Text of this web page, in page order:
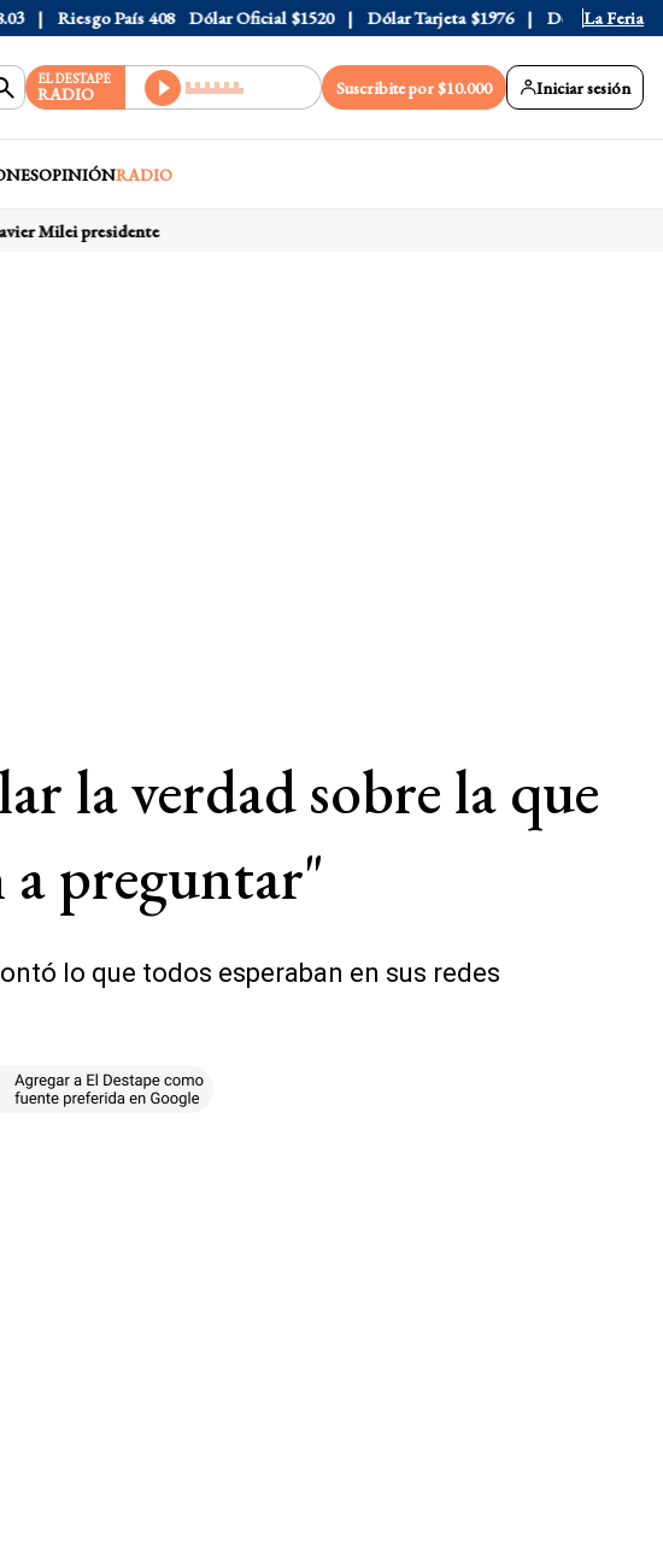
Riesgo País 408 Dólar Oficial $1520 Dólar Tarjeta $1976 Dólar Blue $1525
La Feria
EL DESTAPE
RADIO Suscribite por $10.000 Iniciar sesión
OPINIÓNRADIO
Milei presidente
la verdad sobre la que
a preguntar"
lo que todos esperaban en sus redes